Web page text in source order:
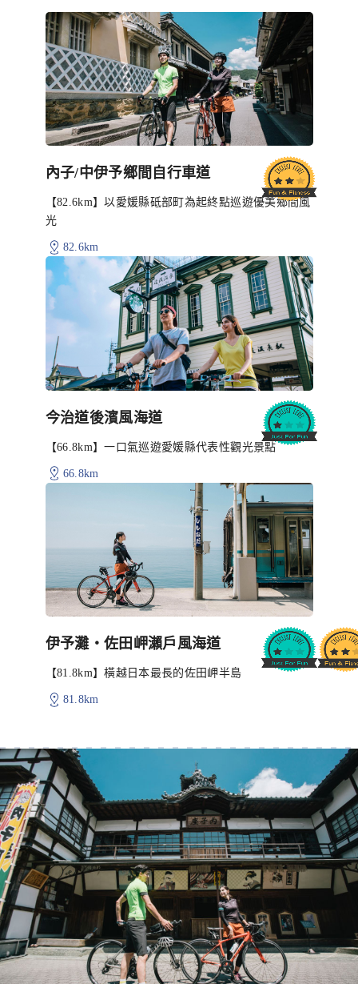
內子/中伊予鄉間自行車道
【82.6km】以愛媛縣砥部町為起終點巡遊優美鄉間風
光
82.6km
今治道後濱風海道
【66.8km】一口氣巡遊愛媛縣代表性觀光景點
66.8km
伊予灘・佐田岬瀨戶風海道
【81.8km】橫越日本最長的佐田岬半島
81.8km